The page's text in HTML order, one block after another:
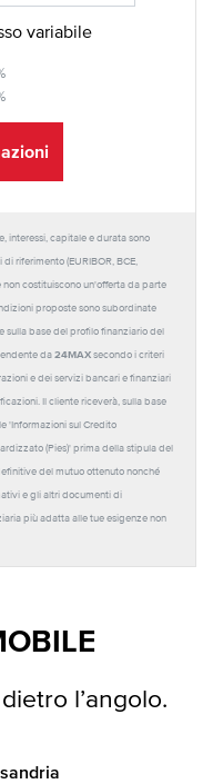
variabile
interessi, capitale e durata sono
riferimento (EURIBOR, BCE,
non costituiscono un'offerta da parte
proposte sono subordinate
base del profilo finanziario del
da 24MAX secondo i criteri
e dei servizi bancari e finanziari
Il cliente riceverà, sulla base
'Informazioni sul Credito
(Pies)' prima della stipula del
del mutuo ottenuto nonché
e gli altri documenti di
più adatta alle tue esigenze non
l’angolo.